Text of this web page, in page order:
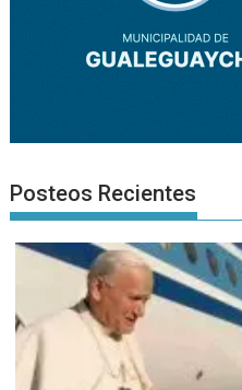
Posteos Recientes